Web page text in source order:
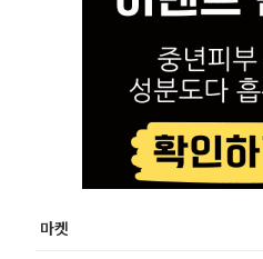
마켓